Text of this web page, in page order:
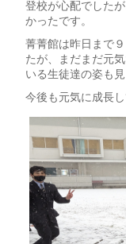
登校が心配でした
かったです。
菁菁館は昨日まで
たが、まだまだ元
いる生徒達の姿も見
今後も元気に成長